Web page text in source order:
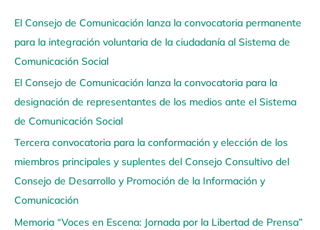
El Consejo de Comunicación lanza la convocatoria permanente
para la integración voluntaria de la ciudadanía al Sistema de
Comunicación Social
El Consejo de Comunicación lanza la convocatoria para la
designación de representantes de los medios ante el Sistema
de Comunicación Social
Tercera convocatoria para la conformación y elección de los
miembros principales y suplentes del Consejo Consultivo del
Consejo de Desarrollo y Promoción de la Información y
Comunicación
Memoria “Voces en Escena: Jornada por la Libertad de Prensa”
v
e
g
a
a
q
u
í